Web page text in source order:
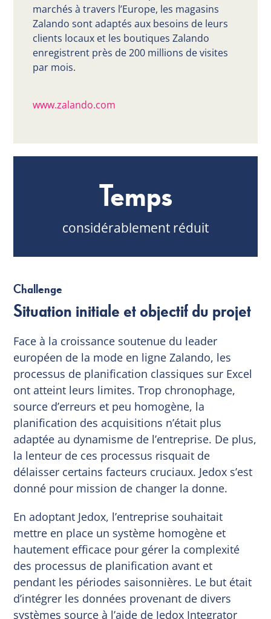
marchés à travers l’Europe, les magasins
Zalando sont adaptés aux besoins de leurs
clients locaux et les boutiques Zalando
enregistrent près de 200 millions de visites
par mois.
www.zalando.com
Temps
considérablement réduit
Challenge
Situation initiale et objectif du projet
Face à la croissance soutenue du leader
européen de la mode en ligne Zalando, les
processus de planification classiques sur Excel
ont atteint leurs limites. Trop chronophage,
source d’erreurs et peu homogène, la
planification des acquisitions n’était plus
adaptée au dynamisme de l’entreprise. De plus,
la lenteur de ces processus risquait de
délaisser certains facteurs cruciaux. Jedox s’est
donné pour mission de changer la donne.
En adoptant Jedox, l’entreprise souhaitait
mettre en place un système homogène et
hautement efficace pour gérer la complexité
des processus de planification avant et
pendant les périodes saisonnières. Le but était
d’intégrer les données provenant de divers
systèmes source à l’aide de Jedox Integrator